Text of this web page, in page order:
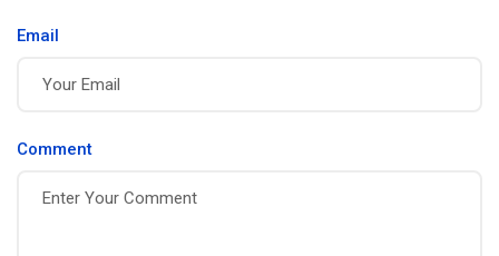
Email
Comment